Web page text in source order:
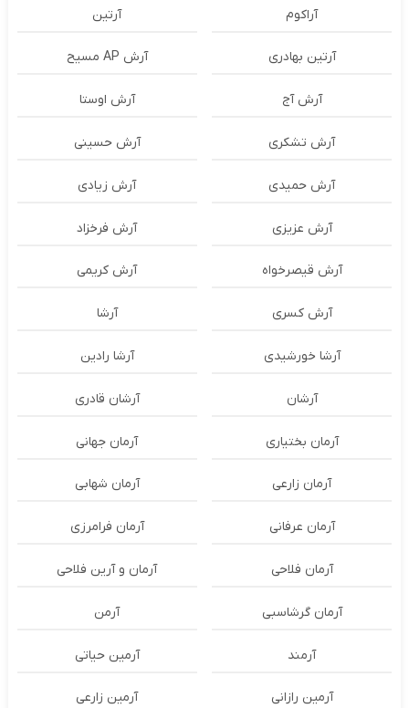
آراکوم آرتین
آرتین بهادری آرش AP مسیح
آرش آج آرش اوستا
آرش تشکری آرش حسینی
آرش حمیدی آرش زیادی
آرش عزیزی آرش فرخزاد
آرش قیصرخواه آرش کریمی
آرش کسری آرشا
آرشا خورشیدی آرشا رادین
آرشان آرشان قادری
آرمان بختیاری آرمان جهانی
آرمان زارعی آرمان شهابی
آرمان عرفانی آرمان فرامرزی
آرمان فلاحی آرمان و آرین فلاحی
آرمان گرشاسبی آرمن
آرمند آرمین حیاتی
آرمین رازانی آرمین زارعی